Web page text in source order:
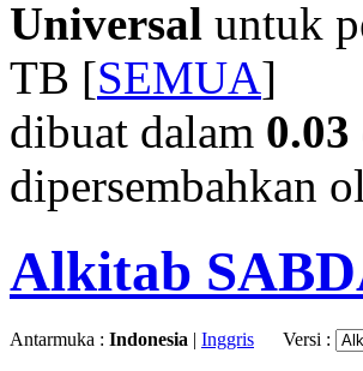
Universal untuk
TB [SEMUA]
dibuat dalam 0.03
dipersembahkan
Alkitab
Antarmuka : Indonesia | Inggris Versi :